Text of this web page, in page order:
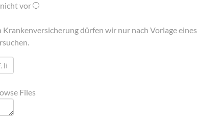
nicht vor
dürfen wir nur nach Vorlage eines
Files